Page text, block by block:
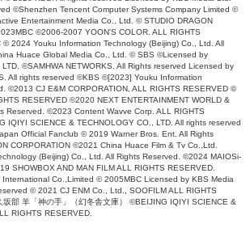
©Shenzhen Tencent Computer Systems Company Limited ©
Entertainment Media Co., Ltd. © STUDIO DRAGON
©2006-2007 YOON'S COLOR. ALL RIGHTS
2024 Youku Information Technology (Beijing) Co., Ltd. All
Huace Global Media Co., Ltd. © SBS ©Licensed by
©SAMHWA NETWORKS. All Rights reserved Licensed by
All rights reserved ©KBS ©[2023] Youku Information
©2013 CJ E&M CORPORATION, ALL RIGHTS RESERVED ©
RESERVED ©2020 NEXT ENTERTAINMENT WORLD &
Reserved. ©2023 Content Wavve Corp. ALL RIGHTS
IQIYI SCIENCE & TECHNOLOGY CO., LTD. All rights reserved
Official Fanclub © 2019 Warner Bros. Ent. All Rights
CORPORATION ©2021 China Huace Film & Tv Co.,Ltd.
(Beijing) Co., Ltd. All Rights Reserved. ©2024 MAIOSi-
SHOWBOX AND MAN FILM ALL RIGHTS RESERVED.
Co.,Limited © 2005MBC Licensed by KBS Media
© 2021 CJ ENM Co., Ltd., SOOFILM ALL RIGHTS
部 羊「神の手」（幻冬舎文庫） ©BEIJING IQIYI SCIENCE &
RIGHTS RESERVED.